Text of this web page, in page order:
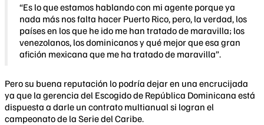
“Es lo que estamos hablando con mi agente porque ya
nada más nos falta hacer Puerto Rico, pero, la verdad, los
países en los que he ido me han tratado de maravilla; los
venezolanos, los dominicanos y qué mejor que esa gran
afición mexicana que me ha tratado de maravilla”.
Pero su buena reputación lo podría dejar en una encrucijada
ya que la gerencia del Escogido de República Dominicana está
dispuesta a darle un contrato multianual si logran el
campeonato de la Serie del Caribe.